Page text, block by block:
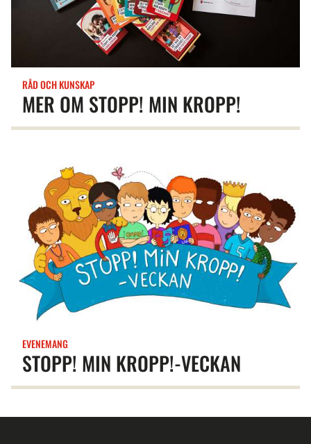
MER OM STOPP! MIN KROPP!
RÅD OCH KUNSKAP
STOPP! MIN KROPP!-VECKAN
EVENEMANG